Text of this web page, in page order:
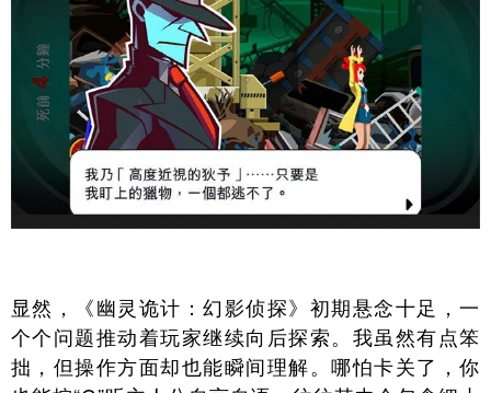
显然，《幽灵诡计：幻影侦探》初期悬念十足，一
个个问题推动着玩家继续向后探索。我虽然有点笨
拙，但操作方面却也能瞬间理解。哪怕卡关了，你